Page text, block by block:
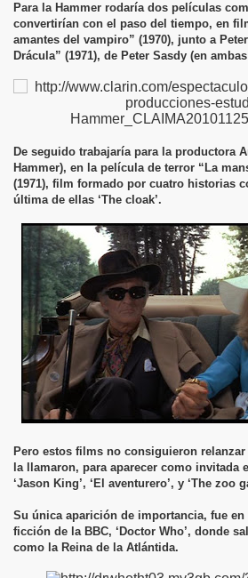
Para la Hammer rodaría dos películas
convertirían con el paso del tiempo, en
amantes del vampiro” (1970), junto a
Drácula” (1971), de Peter Sasdy (en
De seguido trabajaría para la productora
Hammer), en la película de terror “La
(1971), film formado por cuatro historias
última de ellas ‘The cloak’.
Pero estos films no consiguieron
la llamaron, para aparecer como invitada
‘Jason King’, ‘El aventurero’, y ‘The zoo
Su única aparición de importancia, fue
ficción de la BBC, ‘Doctor Who’, donde
como la Reina de la Atlántida.